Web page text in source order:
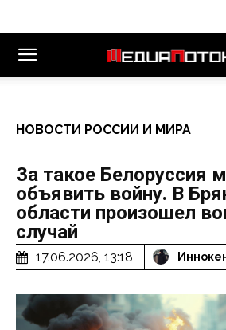
НОВОСТИ РОССИИ И МИРА
За такое Белоруссия
объявить войну. В
области произошел
случай
17.06.2026, 13:18